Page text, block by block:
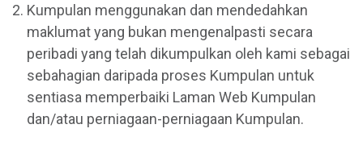
Kumpulan menggunakan dan mendedahkan
maklumat yang bukan mengenalpasti secara
peribadi yang telah dikumpulkan oleh kami sebagai
sebahagian daripada proses Kumpulan untuk
sentiasa memperbaiki Laman Web Kumpulan
dan/atau perniagaan-perniagaan Kumpulan.